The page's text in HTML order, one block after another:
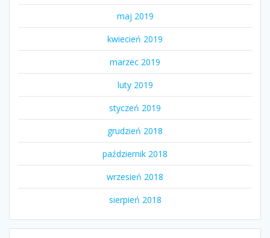
maj 2019
kwiecień 2019
marzec 2019
luty 2019
styczeń 2019
grudzień 2018
październik 2018
wrzesień 2018
sierpień 2018